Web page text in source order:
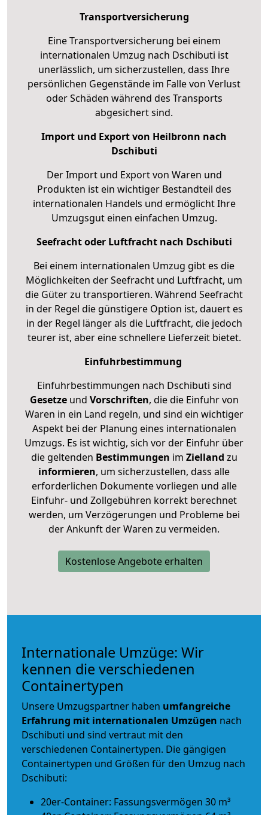
Transportversicherung
Eine Transportversicherung bei einem
internationalen Umzug nach Dschibuti ist
unerlässlich, um sicherzustellen, dass Ihre
persönlichen Gegenstände im Falle von Verlust
oder Schäden während des Transports
abgesichert sind.
Import und Export von Heilbronn nach
Dschibuti
Der Import und Export von Waren und
Produkten ist ein wichtiger Bestandteil des
internationalen Handels und ermöglicht Ihre
Umzugsgut einen einfachen Umzug.
Seefracht oder Luftfracht nach Dschibuti
Bei einem internationalen Umzug gibt es die
Möglichkeiten der Seefracht und Luftfracht, um
die Güter zu transportieren. Während Seefracht
in der Regel die günstigere Option ist, dauert es
in der Regel länger als die Luftfracht, die jedoch
teurer ist, aber eine schnellere Lieferzeit bietet.
Einfuhrbestimmung
Einfuhrbestimmungen nach Dschibuti sind
Gesetzeund Vorschriften, die die Einfuhr von
Waren in ein Land regeln, und sind ein wichtiger
Aspekt bei der Planung eines internationalen
Umzugs. Es ist wichtig, sich vor der Einfuhr über
die geltenden Bestimmungen im Zielland zu
informieren, um sicherzustellen, dass alle
erforderlichen Dokumente vorliegen und alle
Einfuhr- und Zollgebühren korrekt berechnet
werden, um Verzögerungen und Probleme bei
der Ankunft der Waren zu vermeiden.
Kostenlose Angebote erhalten
Internationale Umzüge: Wir
kennen die verschiedenen
Containertypen
Unsere Umzugspartner haben umfangreiche
Erfahrung mit internationalen Umzügen nach
Dschibuti und sind vertraut mit den
verschiedenen Containertypen. Die gängigen
Containertypen und Größen für den Umzug nach
Dschibuti:
20er-Container: Fassungsvermögen 30 m³